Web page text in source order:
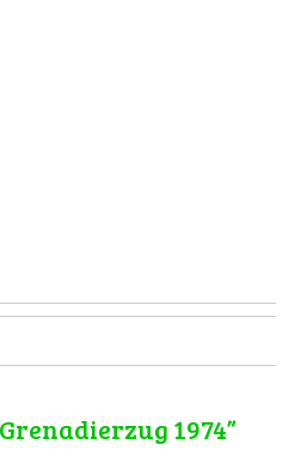
1974”